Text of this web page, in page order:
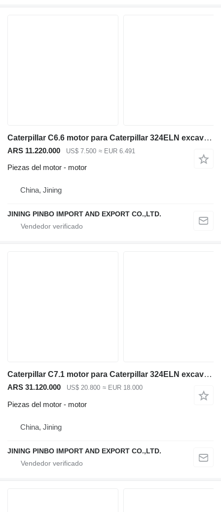
Caterpillar C6.6 motor para Caterpillar 324ELN excavadora midi
ARS 11.220.000 US$ 7.500 ≈ EUR 6.491
Piezas del motor - motor
China, Jining
JINING PINBO IMPORT AND EXPORT CO.,LTD.
Caterpillar C7.1 motor para Caterpillar 324ELN excavadora
ARS 31.120.000 US$ 20.800 ≈ EUR 18.000
Piezas del motor - motor
China, Jining
JINING PINBO IMPORT AND EXPORT CO.,LTD.